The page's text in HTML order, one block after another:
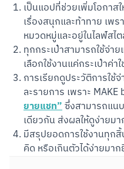
เป็นแอปที่ช่วยเพิ่มโอกาส
เรื่องสนุกและท้าทาย เพ
หมวดหมู่และอยู่ในไลฟ์สไ
ทุกกระเป๋าสามารถใช้จ่า
เลือกใช้งานแค่กระเป๋าค่า
การเรียกดูประวัติการใช้
ละรายการ เพราะ
ยายแชท”ซึ่งสามารถแน
เดียวกัน ส่งผลให้ดูง่ายม
มีสรุปยอดการใช้งานทุกสิ้
คิด หรือเกินตัวได้ง่ายมา